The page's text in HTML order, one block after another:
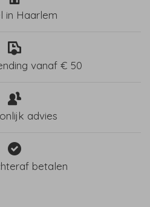
in Haarlem
vanaf € 50
advies
betalen